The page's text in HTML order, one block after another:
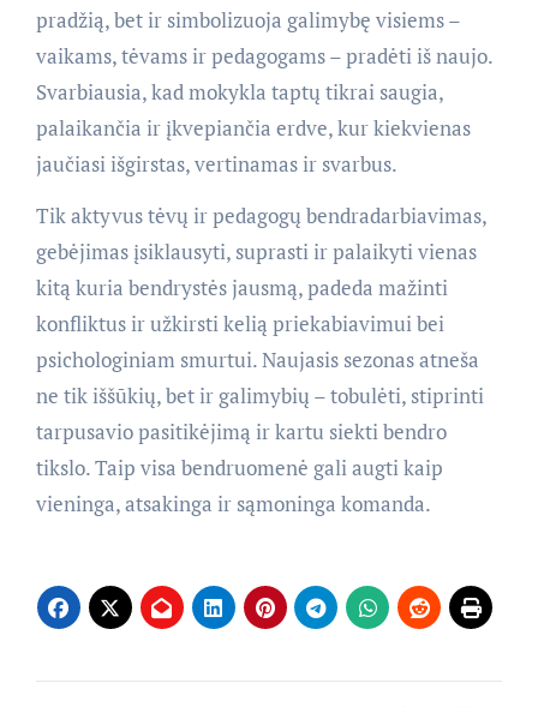
pradžią, bet ir simbolizuoja galimybę visiems –
vaikams, tėvams ir pedagogams – pradėti iš naujo.
Svarbiausia, kad mokykla taptų tikrai saugia,
palaikančia ir įkvepiančia erdve, kur kiekvienas
jaučiasi išgirstas, vertinamas ir svarbus.
Tik aktyvus tėvų ir pedagogų bendradarbiavimas,
gebėjimas įsiklausyti, suprasti ir palaikyti vienas
kitą kuria bendrystės jausmą, padeda mažinti
konfliktus ir užkirsti kelią priekabiavimui bei
psichologiniam smurtui. Naujasis sezonas atneša
ne tik iššūkių, bet ir galimybių – tobulėti, stiprinti
tarpusavio pasitikėjimą ir kartu siekti bendro
tikslo. Taip visa bendruomenė gali augti kaip
vieninga, atsakinga ir sąmoninga komanda.